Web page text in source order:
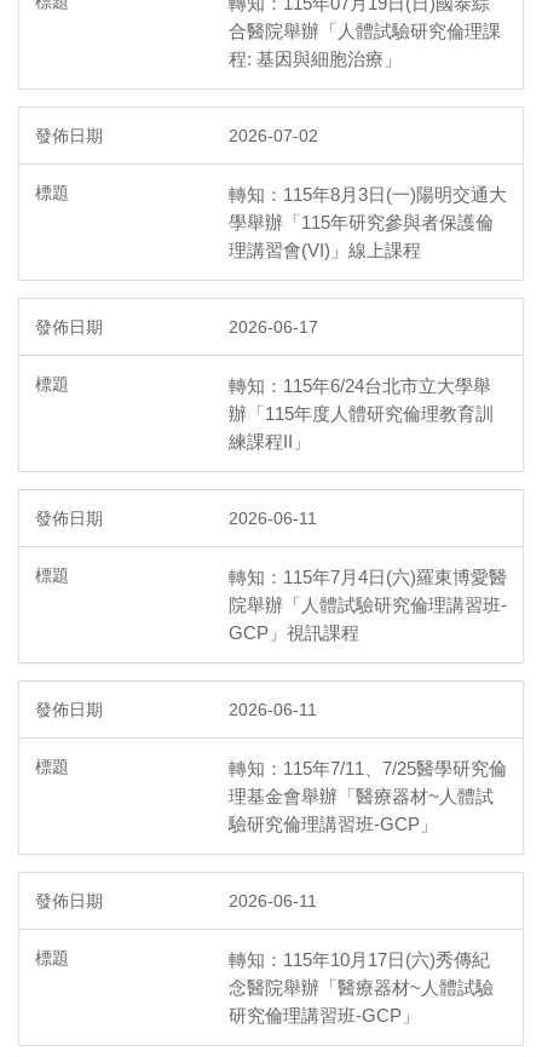
合醫院舉辦「人體試驗研究倫理課
程: 基因與細胞治療」
2026-07-02
轉知：115年8月3日(一)陽明交通大
學舉辦「115年研究參與者保護倫
理講習會(VI)」線上課程
2026-06-17
轉知：115年6/24台北市立大學舉
辦「115年度人體研究倫理教育訓
練課程II」
2026-06-11
轉知：115年7月4日(六)羅東博愛醫
院舉辦「人體試驗研究倫理講習班-
GCP」視訊課程
2026-06-11
轉知：115年7/11、7/25醫學研究倫
理基金會舉辦「醫療器材~人體試
驗研究倫理講習班-GCP」
2026-06-11
轉知：115年10月17日(六)秀傳紀
念醫院舉辦「醫療器材~人體試驗
研究倫理講習班-GCP」